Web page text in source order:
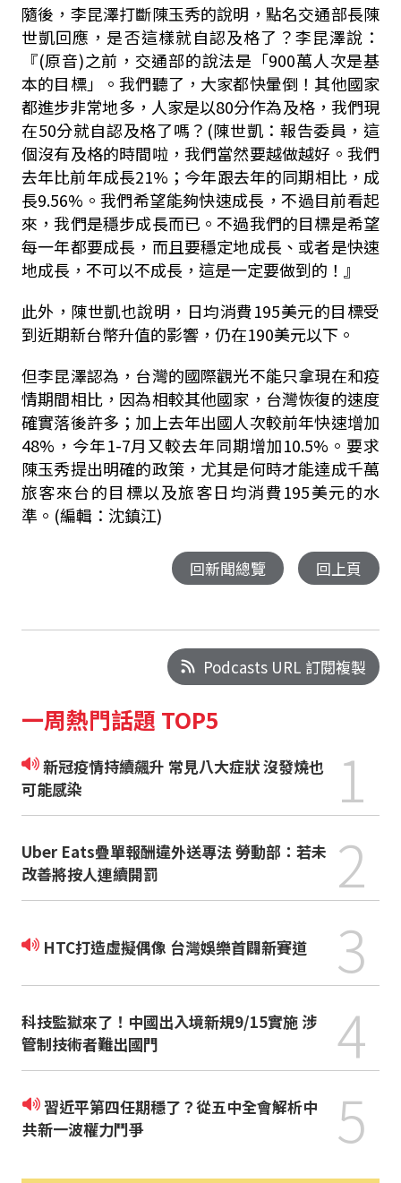
隨後，李昆澤打斷陳玉秀的說明，點名交通部長陳
世凱回應，是否這樣就自認及格了？李昆澤說：
『(原音)之前，交通部的說法是「900萬人次是基
本的目標」。我們聽了，大家都快暈倒！其他國家
都進步非常地多，人家是以80分作為及格，我們現
在50分就自認及格了嗎？ (陳世凱：報告委員，這
個沒有及格的時間啦，我們當然要越做越好。我們
去年比前年成長21% ；今年跟去年的同期相比，成
長9.56% 。我們希望能夠快速成長，不過目前看起
來，我們是穩步成長而已。不過我們的目標是希望
每一年都要成長，而且要穩定地成長、或者是快速
地成長，不可以不成長，這是一定要做到的！』
此外，陳世凱也說明，日均消費195美元的目標受
到近期新台幣升值的影響，仍在190美元以下。
但李昆澤認為，台灣的國際觀光不能只拿現在和疫
情期間相比，因為相較其他國家，台灣恢復的速度
確實落後許多；加上去年出國人次較前年快速增加
48% ，今年1-7月又較去年同期增加10.5% 。要求
陳玉秀提出明確的政策，尤其是何時才能達成千萬
旅客來台的目標以及旅客日均消費195美元的水
準。(編輯：沈鎮江)
回新聞總覽 回上頁
Podcasts URL 訂閱複製
一周熱門話題 TOP5
新冠疫情持續飆升 常見八大症狀 沒發燒也
可能感染
1
Uber Eats疊單報酬違外送專法 勞動部：若未
改善將按人連續開罰
2
HTC打造虛擬偶像 台灣娛樂首闢新賽道 3
科技監獄來了！中國出入境新規9/15實施 涉
管制技術者難出國門
4
習近平第四任期穩了？從五中全會解析中
共新一波權力鬥爭
5